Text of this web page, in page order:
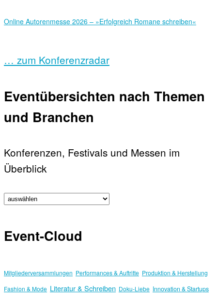
Online Autorenmesse 2026 – »Erfolgreich Romane schreiben«
… zum Konferenzradar
Eventübersichten nach Themen
und Branchen
Konferenzen, Festivals und Messen im
Überblick
Event-Cloud
Mitgliederversammlungen Performances & Auftritte Produktion & Herstellung
Fashion & Mode Literatur & Schreiben Doku-Liebe Innovation & Startups